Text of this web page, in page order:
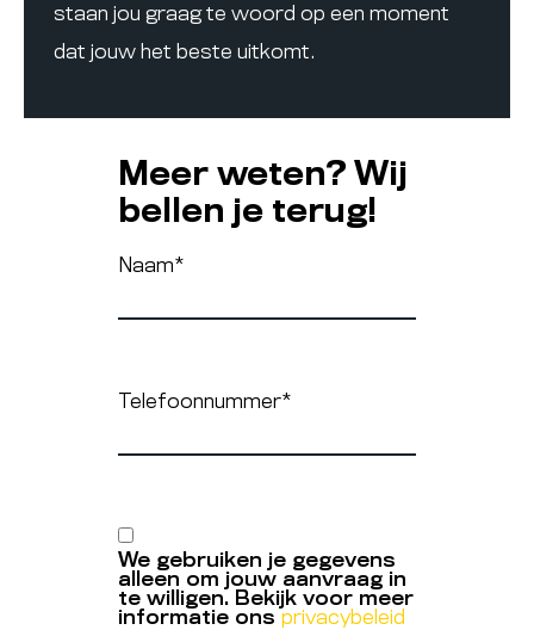
staan jou graag te woord op een moment
dat jouw het beste uitkomt.
Meer weten? Wij
bellen je terug!
Naam*
Telefoonnummer*
We gebruiken je gegevens
alleen om jouw aanvraag in
te willigen. Bekijk voor meer
informatie ons privacybeleid